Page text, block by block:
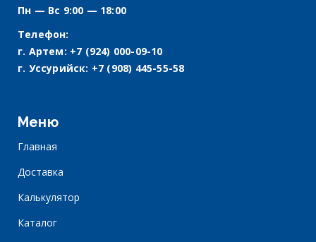
Пн — Вс 9:00 — 18:00
Телефон:
г. Артем: +7 (924) 000-09-10
г. Уссурийск: +7 (908) 445-55-58
Меню
Главная
Доставка
Калькулятор
Каталог